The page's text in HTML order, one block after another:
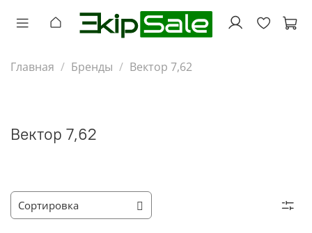
Главная Бренды Вектор 7,62
Вектор 7,62